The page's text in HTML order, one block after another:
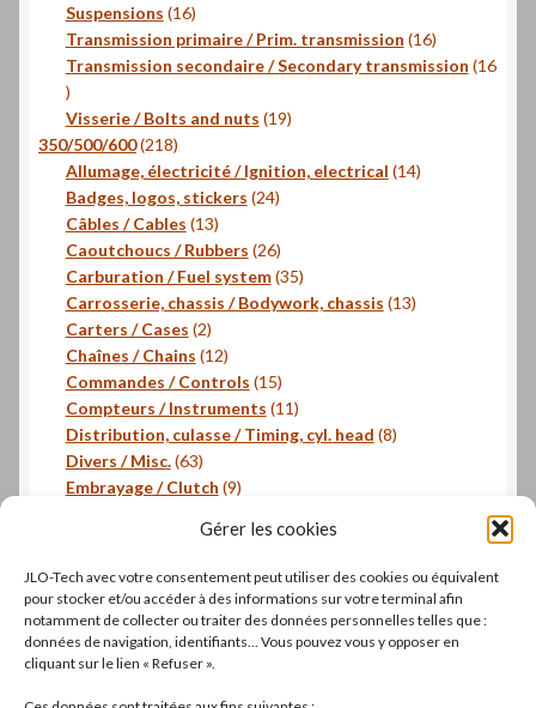
Gérer les cookies
JLO-Tech avec votre consentement peut utiliser des cookies ou équivalent
pour stocker et/ou accéder à des informations sur votre terminal afin
notamment de collecter ou traiter des données personnelles telles que :
données de navigation, identifiants... Vous pouvez vous y opposer en
cliquant sur le lien « Refuser ».
produits
Suspensions 1616
produits
Transmission primaire / Prim. transmission 1616
produits
Transmission secondaire / Secondary transmission 16
16
produits
Visserie / Bolts and nuts 1919
350/500/600 218218
produits
Allumage, électricité / Ignition, electrical 1414
Badges, logos, stickers 2424
Câbles / Cables 1313
produits
Caoutchoucs / Rubbers 2626
produits
Carburation / Fuel system 3535
produits
Carrosserie, chassis / Bodywork, chassis 1313
Carters / Cases 22
produits
Chaînes / Chains 1212
produits
Commandes / Controls 1515
produits
Compteurs / Instruments 1111
produits
Distribution, culasse / Timing, cyl. head 88
Divers / Misc. 6363
produits
Embrayage / Clutch 99
produits
1818
produits
Pistons, segments / Pistons, rings 3
produits
- Roulements / Bearings 22
produits
Transmission primaire / Primary transmission 11
Transmission secondaire / Secondary transmission